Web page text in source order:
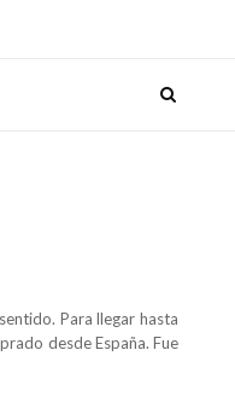
Para llegar hasta
desde España. Fue